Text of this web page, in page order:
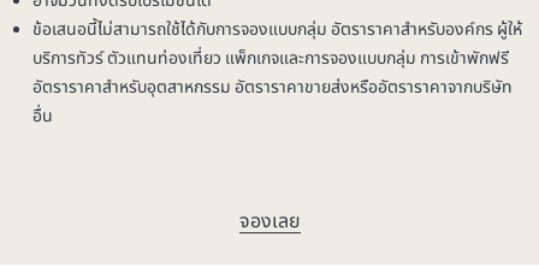
ข้อเสนอนี้ไม่สามารถใช้ได้กับการจองแบบกลุ่ม อัตราราคาสำหรับองค์กร ผู้ให้
บริการทัวร์ ตัวแทนท่องเที่ยว แพ็กเกจและการจองแบบกลุ่ม การเข้าพักฟรี
อัตราราคาสำหรับอุตสาหกรรม อัตราราคาขายส่งหรืออัตราราคาจากบริษัท
อื่น
จองเลย